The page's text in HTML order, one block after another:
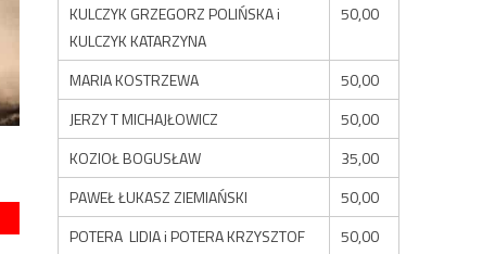
KULCZYK GRZEGORZ POLIŃSKA i
KULCZYK KATARZYNA
50,00
MARIA KOSTRZEWA
50,00
JERZY T MICHAJŁOWICZ
50,00
KOZIOŁ BOGUSŁAW
35,00
PAWEŁ ŁUKASZ ZIEMIAŃSKI
50,00
POTERA LIDIA i POTERA KRZYSZTOF
50,00